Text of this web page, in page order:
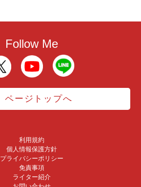
Follow Me
ページトップへ
利用規約
個人情報保護方針
プライバシーポリシー
免責事項
ライター紹介